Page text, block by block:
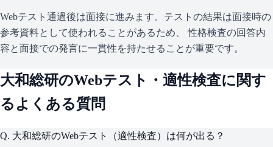
Webテスト通過後は面接に進みます。テストの結果は面接時の
参考資料として使われることがあるため、 性格検査の回答内
容と面接での発言に一貫性を持たせることが重要です。
大和総研のWebテスト・適性検査に関す
るよくある質問
Q. 大和総研のWebテスト（適性検査）は何が出る？